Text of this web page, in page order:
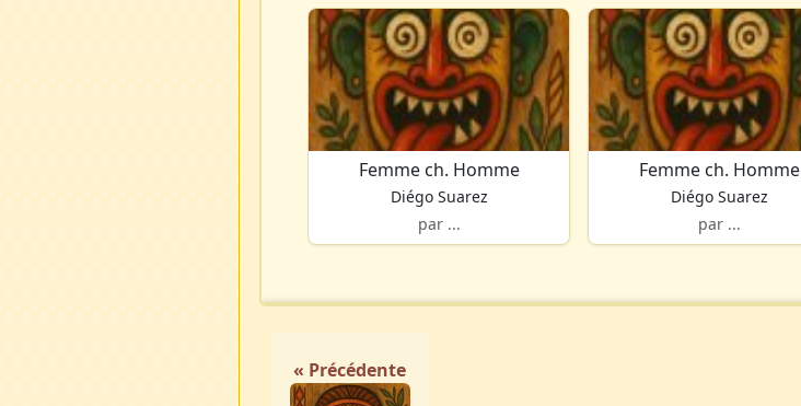
Femme ch. Homme
Diégo Suarez
par ...
Femme ch. Homme
Diégo Suarez
par ...
« Précédente